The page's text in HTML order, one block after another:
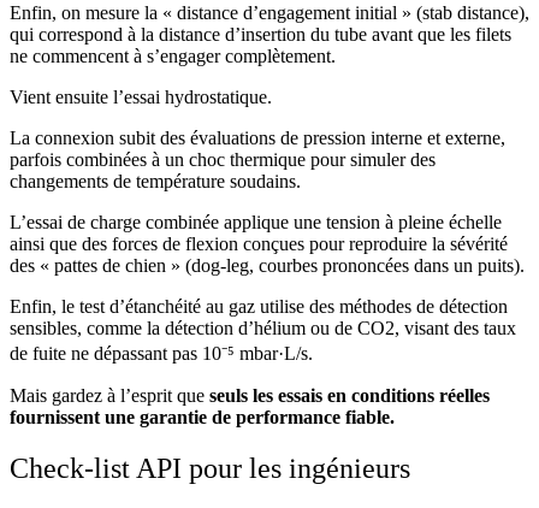
Enfin, on mesure la « distance d’engagement initial » (stab distance),
qui correspond à la distance d’insertion du tube avant que les filets
ne commencent à s’engager complètement.
Vient ensuite l’essai hydrostatique.
La connexion subit des évaluations de pression interne et externe,
parfois combinées à un choc thermique pour simuler des
changements de température soudains.
L’essai de charge combinée applique une tension à pleine échelle
ainsi que des forces de flexion conçues pour reproduire la sévérité
des « pattes de chien » (dog-leg, courbes prononcées dans un puits).
Enfin, le test d’étanchéité au gaz utilise des méthodes de détection
sensibles, comme la détection d’hélium ou de CO2, visant des taux
de fuite ne dépassant pas 10⁻⁵ mbar·L/s.
Mais gardez à l’esprit que seuls les essais en conditions réelles
fournissent une garantie de performance fiable.
Check-list API pour les ingénieurs